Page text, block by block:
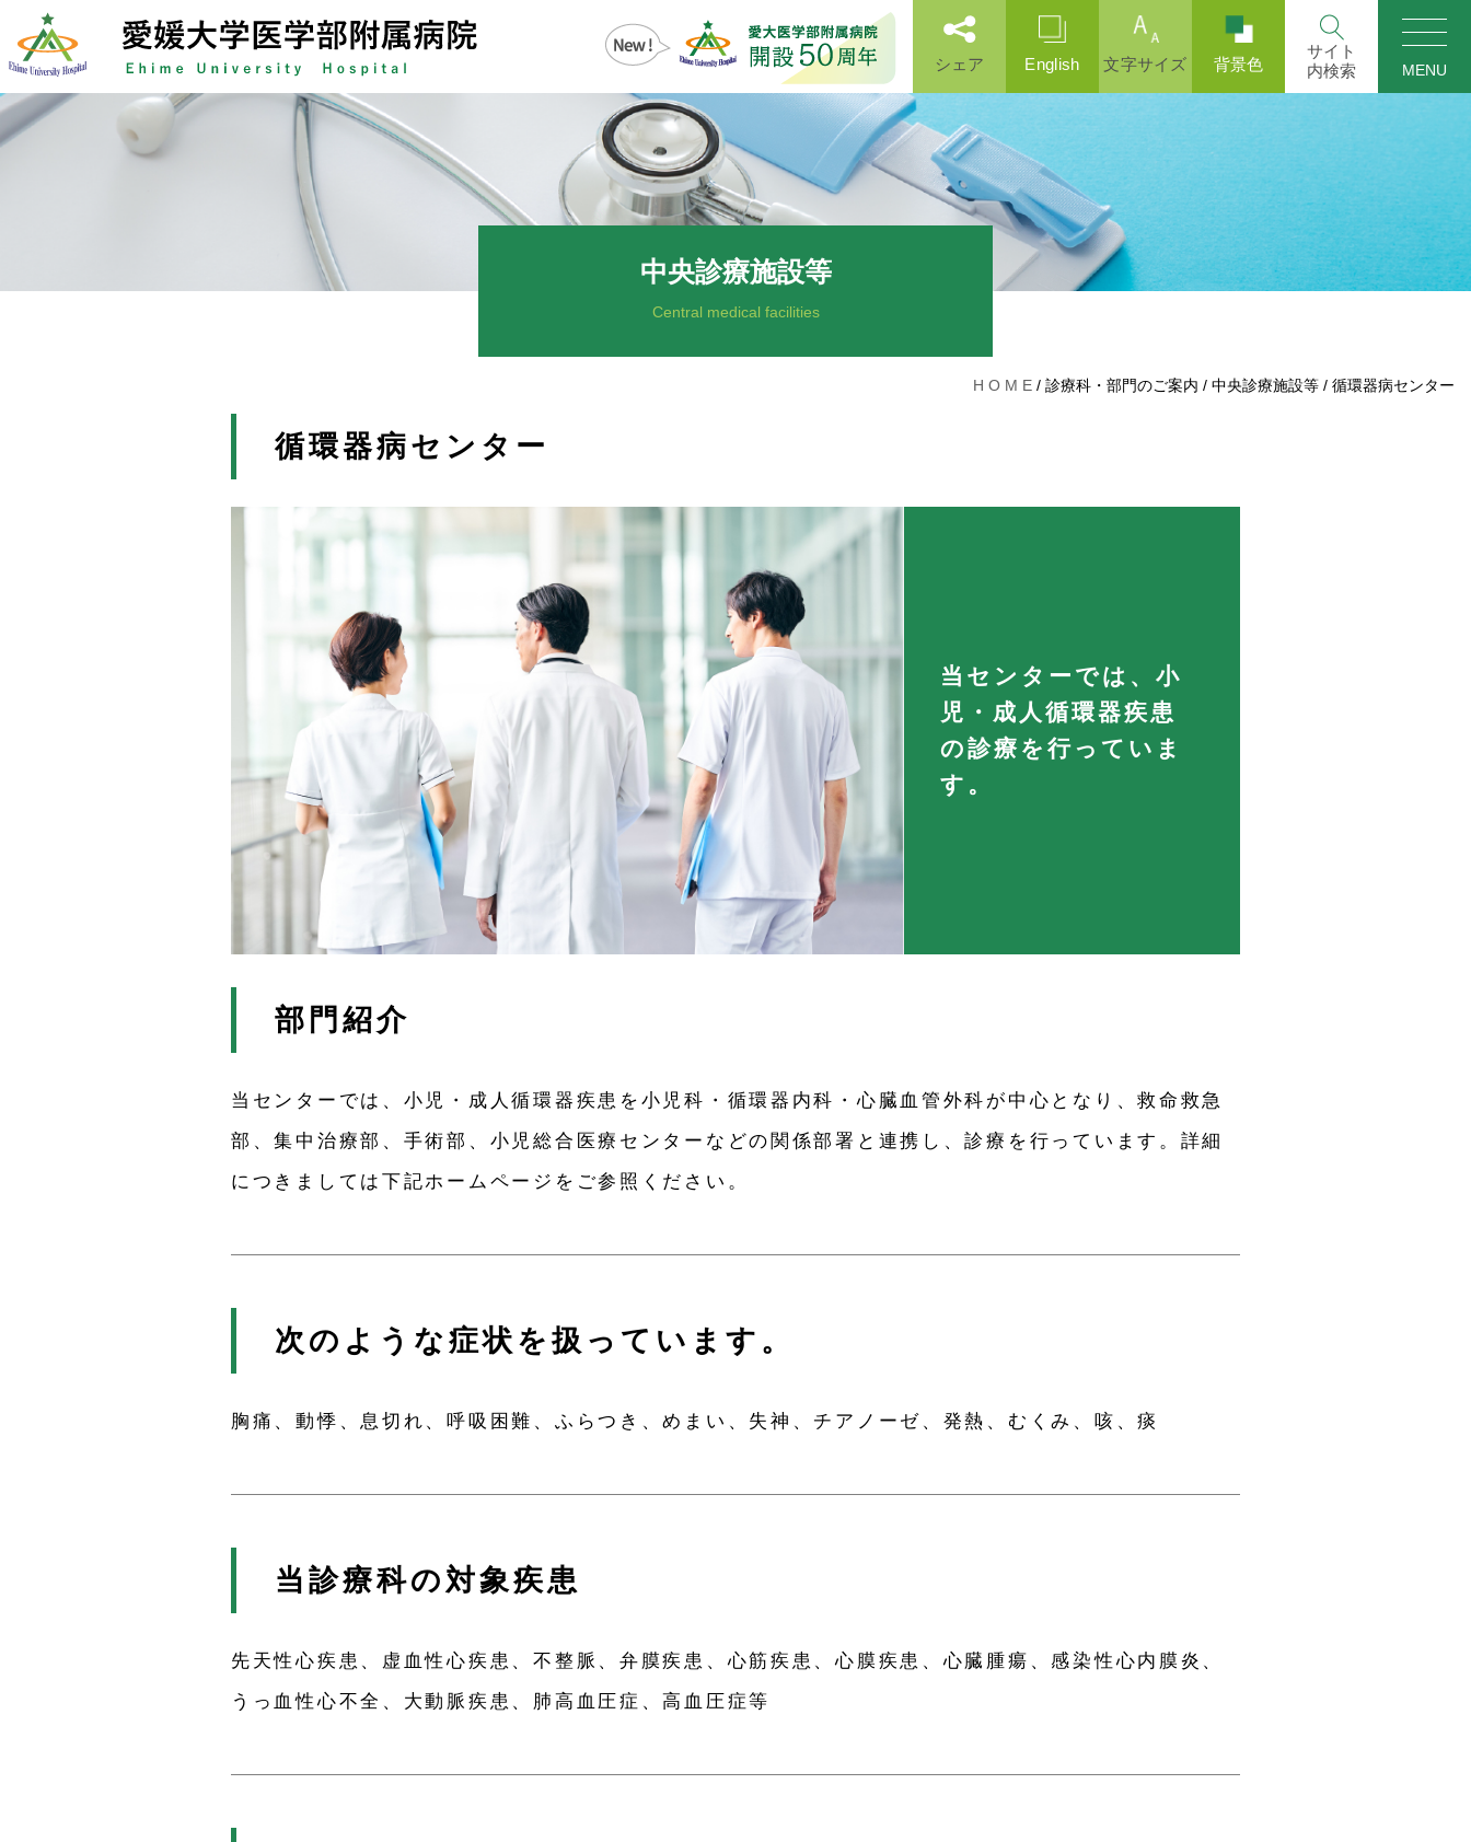
content
シェア English 文字サイズ 背景色 MENU
中央診療施設等
Central medical facilities
H O M E / 診療科・部門のご案内 / 中央診療施設等 / 循環器病センター
循環器病センター
当センターでは、小
児・成人循環器疾患
の診療を行っていま
す。
部門紹介
当センターでは、小児・成人循環器疾患を小児科・循環器内科・心臓血管外科が中心となり、救命救急
部、集中治療部、手術部、小児総合医療センターなどの関係部署と連携し、診療を行っています。詳細
につきましては下記ホームページをご参照ください。
次のような症状を扱っています。
胸痛、動悸、息切れ、呼吸困難、ふらつき、めまい、失神、チアノーゼ、発熱、むくみ、咳、痰
当診療科の対象疾患
先天性心疾患、虚血性心疾患、不整脈、弁膜疾患、心筋疾患、心膜疾患、心臓腫瘍、感染性心内膜炎、
うっ血性心不全、大動脈疾患、肺高血圧症、高血圧症等